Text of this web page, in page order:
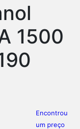
1500
Encontrou
um preço